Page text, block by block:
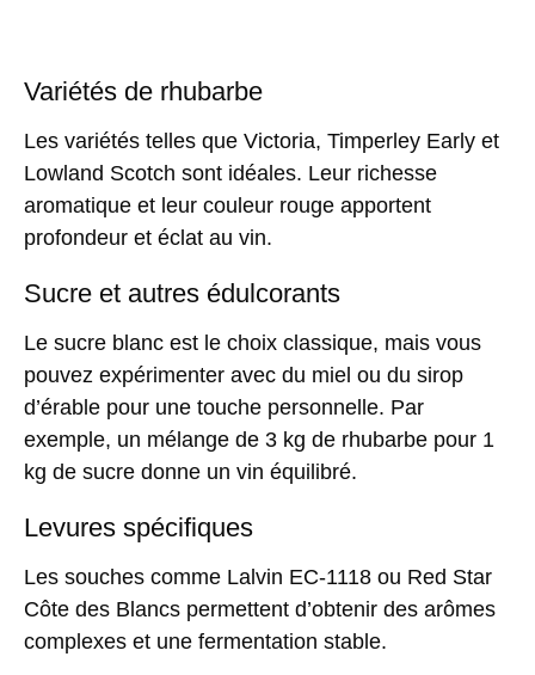
Variétés de rhubarbe
Les variétés telles que Victoria, Timperley Early et
Lowland Scotch sont idéales. Leur richesse
aromatique et leur couleur rouge apportent
profondeur et éclat au vin.
Sucre et autres édulcorants
Le sucre blanc est le choix classique, mais vous
pouvez expérimenter avec du miel ou du sirop
d’érable pour une touche personnelle. Par
exemple, un mélange de 3 kg de rhubarbe pour 1
kg de sucre donne un vin équilibré.
Levures spécifiques
Les souches comme Lalvin EC-1118 ou Red Star
Côte des Blancs permettent d’obtenir des arômes
complexes et une fermentation stable.